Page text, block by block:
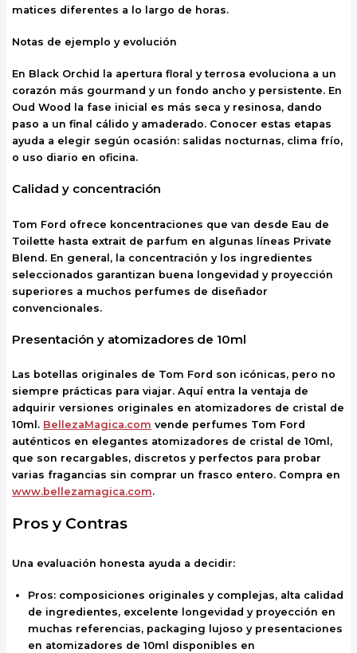
matices diferentes a lo largo de horas.
Notas de ejemplo y evolución
En Black Orchid la apertura floral y terrosa evoluciona a un
corazón más gourmand y un fondo ancho y persistente. En
Oud Wood la fase inicial es más seca y resinosa, dando
paso a un final cálido y amaderado. Conocer estas etapas
ayuda a elegir según ocasión: salidas nocturnas, clima frío,
o uso diario en oficina.
Calidad y concentración
Tom Ford ofrece koncentraciones que van desde Eau de
Toilette hasta extrait de parfum en algunas líneas Private
Blend. En general, la concentración y los ingredientes
seleccionados garantizan buena longevidad y proyección
superiores a muchos perfumes de diseñador
convencionales.
Presentación y atomizadores de 10ml
Las botellas originales de Tom Ford son icónicas, pero no
siempre prácticas para viajar. Aquí entra la ventaja de
adquirir versiones originales en atomizadores de cristal de
10ml. BellezaMagica.com vende perfumes Tom Ford
auténticos en elegantes atomizadores de cristal de 10ml,
que son recargables, discretos y perfectos para probar
varias fragancias sin comprar un frasco entero. Compra en
www.bellezamagica.com.
Pros y Contras
Una evaluación honesta ayuda a decidir:
Pros:composiciones originales y complejas, alta calidad
de ingredientes, excelente longevidad y proyección en
muchas referencias, packaging lujoso y presentaciones
en atomizadores de 10ml disponibles en